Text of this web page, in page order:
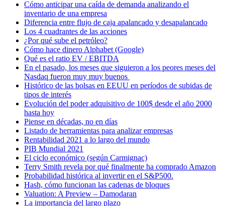
Cómo anticipar una caída de demanda analizando el
inventario de una empresa
Diferencia entre flujo de caja apalancado y desapalancado
Los 4 cuadrantes de las acciones
¿Por qué sube el petróleo?
Cómo hace dinero Alphabet (Google)
Qué es el ratio EV / EBITDA
En el pasado, los meses que siguieron a los peores meses del
Nasdaq fueron muy muy buenos
Histórico de las bolsas en EEUU en períodos de subidas de
tipos de interés
Evolución del poder adquisitivo de 100$ desde el año 2000
hasta hoy
Piense en décadas, no en días
Listado de herramientas para analizar empresas
Rentabilidad 2021 a lo largo del mundo
PIB Mundial 2021
El ciclo económico (según Carmignac)
Terry Smith revela por qué finalmente ha comprado Amazon
Probabilidad histórica al invertir en el S&P500.
Hash, cómo funcionan las cadenas de bloques
Valuation: A Preview – Damodaran
La importancia del largo plazo